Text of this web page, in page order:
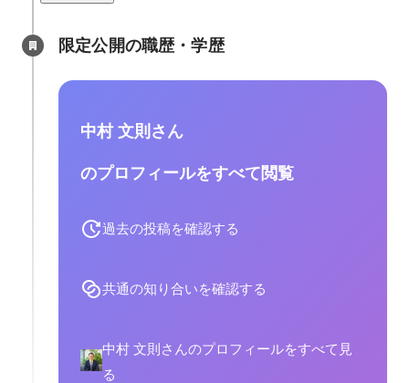
限定公開の職歴・学歴
中村 文則さん
のプロフィールをすべて閲覧
過去の投稿を確認する
共通の知り合いを確認する
中村 文則さんのプロフィールをすべて見
る